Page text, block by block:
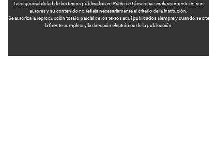
La responsabilidad de los textos publicados en Punto en Línearecae exclusivamente en sus
autores y su contenido no refleja necesariamente el criterio de la institución.
Se autoriza la reproducción total o parcial de los textos aquí publicados siempre y cuando se cite
la fuente completa y la dirección electrónica de la publicación.